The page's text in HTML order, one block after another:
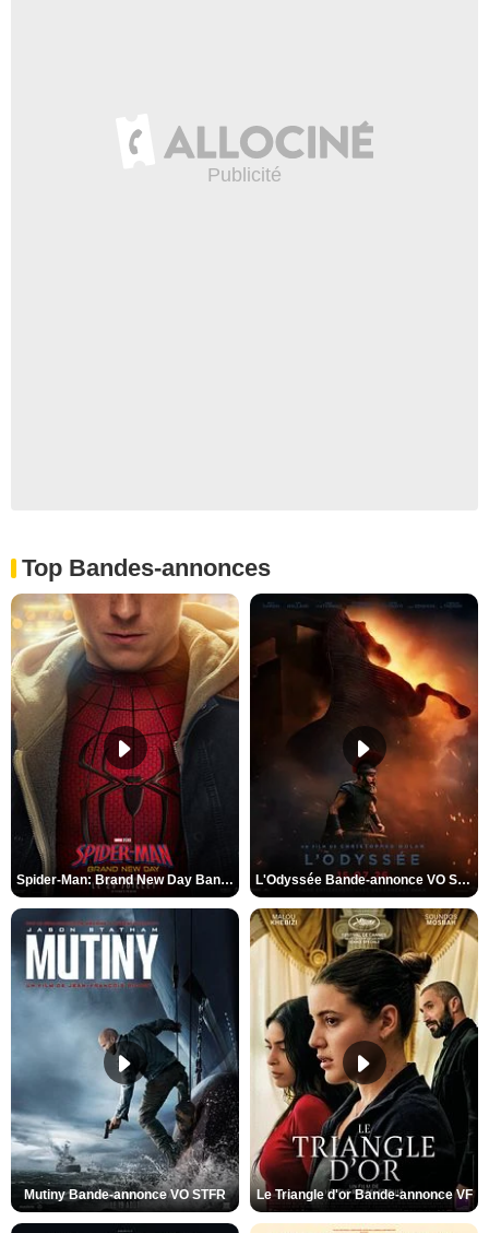
Top Bandes-annonces
Spider-Man: Brand New Day Bande-annonce VO STFR L'Odyssée Bande-annonce VO STFR
Mutiny Bande-annonce VO STFR Le Triangle d'or Bande-annonce VF